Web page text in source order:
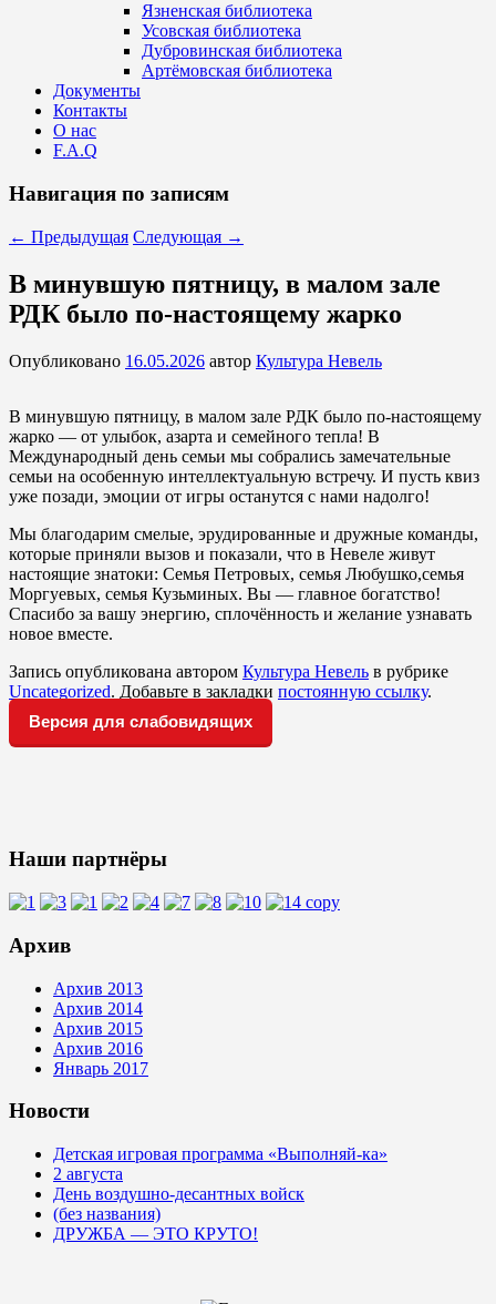
Язненская библиотека
Усовская библиотека
Дубровинская библиотека
Артёмовская библиотека
Документы
Контакты
О нас
F.A.Q
Навигация по записям
← Предыдущая Следующая →
В минувшую пятницу, в малом зале
РДК было по-настоящему жарко
Опубликовано 16.05.2026 автор Культура Невель
В минувшую пятницу, в малом зале РДК было по-настоящему
жарко — от улыбок, азарта и семейного тепла! ⁣В
Международный день семьи мы собрались замечательные
семьи на особенную интеллектуальную встречу. И пусть квиз
уже позади, эмоции от игры останутся с нами надолго!
Мы благодарим смелые, эрудированные и дружные команды,
которые приняли вызов и показали, что в Невеле живут
настоящие знатоки: Семья Петровых, семья Любушко,семья
Моргуевых, семья Кузьминых. Вы — главное богатство!
Спасибо за вашу энергию, сплочённость и желание узнавать
новое вместе.
Запись опубликована автором Культура Невель в рубрике
Uncategorized. Добавьте в закладки постоянную ссылку.
Версия для слабовидящих
Наши партнёры
Архив
Архив 2013
Архив 2014
Архив 2015
Архив 2016
Январь 2017
Новости
Детская игровая программа «Выполняй-ка»
2 августа
День воздушно-десантных войск
(без названия)
ДРУЖБА — ЭТО КРУТО!